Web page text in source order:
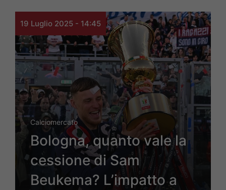
19 Luglio 2025 - 14:45
Calciomercato
Bologna, quanto vale la
cessione di Sam
Beukema? L’impatto a